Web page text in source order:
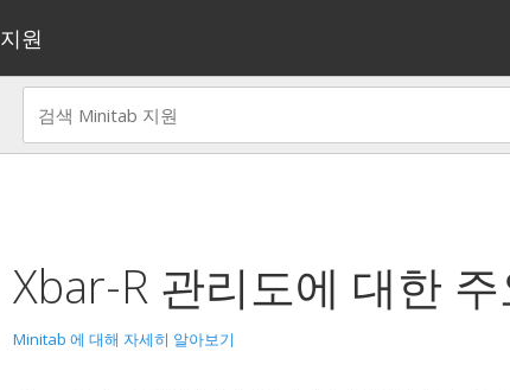
지원
Xbar-R 관리도에 대한
Minitab 에 대해 자세히 알아보기